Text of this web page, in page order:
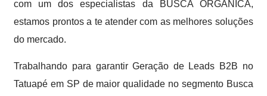
com um dos especialistas da BUSCA ORGÂNICA,
estamos prontos a te atender com as melhores soluções
do mercado.
Trabalhando para garantir Geração de Leads B2B no
Tatuapé em SP de maior qualidade no segmento Busca